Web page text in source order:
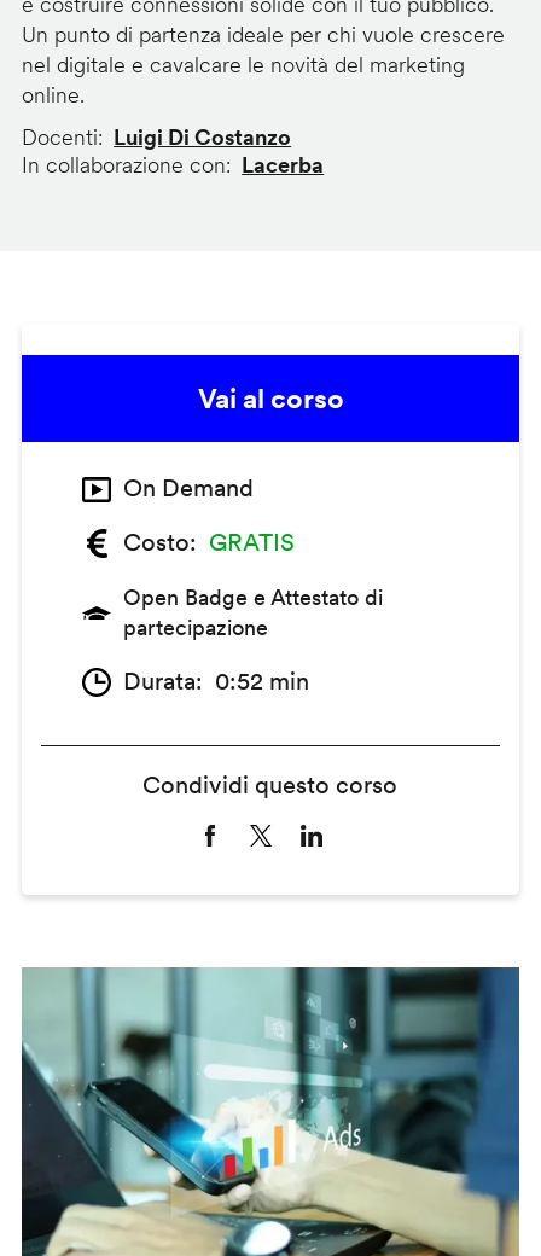
Un punto di partenza ideale per chi vuole crescere
nel digitale e cavalcare le novità del marketing
online.
Docenti
Luigi Di Costanzo
In collaborazione con
Lacerba
Vai al corso
On Demand
Costo
GRATIS
Open Badge e Attestato di
partecipazione
Durata 0:52 min
Condividi questo corso